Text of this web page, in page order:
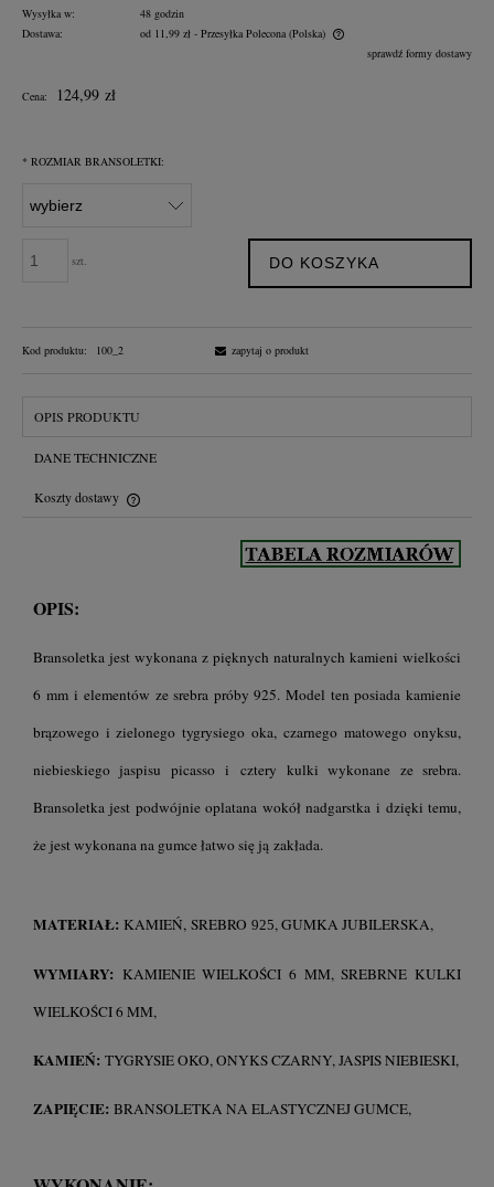
Wysyłka w:
48 godzin
Dostawa:
od 11,99 zł - Przesyłka Polecona (Polska)
sprawdź formy dostawy
Cena: 124,99 zł
* ROZMIAR BRANSOLETKI:
szt. DO KOSZYKA
Kod produktu: 100_2 zapytaj o produkt
OPIS PRODUKTU
DANE TECHNICZNE
Koszty dostawy
Cena nie zawiera ewentualnych kosztów płatności
OPIS:
Bransoletka jest wykonana z pięknych naturalnych kamieni wielkości
6 mm i elementów ze srebra próby 925. Model ten posiada kamienie
brązowego i zielonego tygrysiego oka, czarnego matowego onyksu,
niebieskiego jaspisu picasso i cztery kulki wykonane ze srebra.
Bransoletka jest podwójnie oplatana wokół nadgarstka i dzięki temu,
że jest wykonana na gumce łatwo się ją zakłada.
MATERIAŁ: KAMIEŃ, SREBRO 925, GUMKA JUBILERSKA,
WYMIARY: KAMIENIE WIELKOŚCI 6 MM, SREBRNE KULKI
WIELKOŚCI 6 MM,
KAMIEŃ: TYGRYSIE OKO, ONYKS CZARNY, JASPIS NIEBIESKI,
ZAPIĘCIE: BRANSOLETKA NA ELASTYCZNEJ GUMCE,